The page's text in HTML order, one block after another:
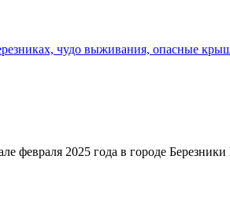
февраля 2025 года в городе